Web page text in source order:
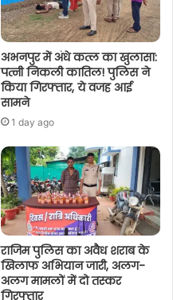
अभनपुर में अंधे कत्ल का खुलासा:
पत्नी निकली कातिल! पुलिस ने
किया गिरफ्तार, ये वजह आई
सामने
1 day ago
राजिम पुलिस का अवैध शराब के
खिलाफ अभियान जारी, अलग-
अलग मामलों में दो तस्कर
गिरफ्तार